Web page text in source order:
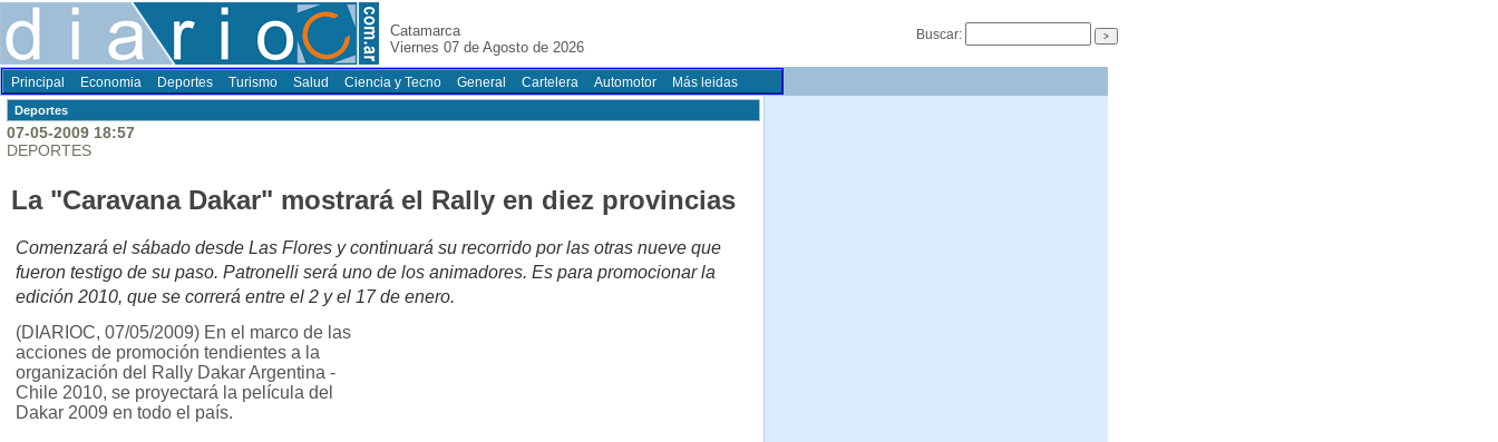
Catamarca
Viernes 07 de Agosto de 2026
Buscar:
Principal Economia Deportes Turismo Salud Ciencia y Tecno General Cartelera Automotor Más leidas
Deportes
07-05-2009 18:57
DEPORTES
La "Caravana Dakar" mostrará el Rally en diez provincias
Comenzará el sábado desde Las Flores y continuará su recorrido por las otras nueve que
fueron testigo de su paso. Patronelli será uno de los animadores. Es para promocionar la
edición 2010, que se correrá entre el 2 y el 17 de enero.
(DIARIOC, 07/05/2009) En el marco de las
acciones de promoción tendientes a la
organización del Rally Dakar Argentina -
Chile 2010, se proyectará la película del
Dakar 2009 en todo el país.